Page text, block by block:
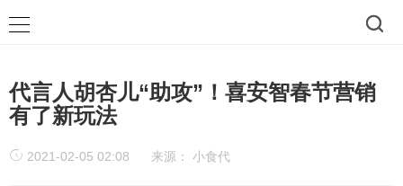
代言人胡杏儿“助攻”！喜安智春节营销
有了新玩法
2021-02-05 02:08 来源： 小食代